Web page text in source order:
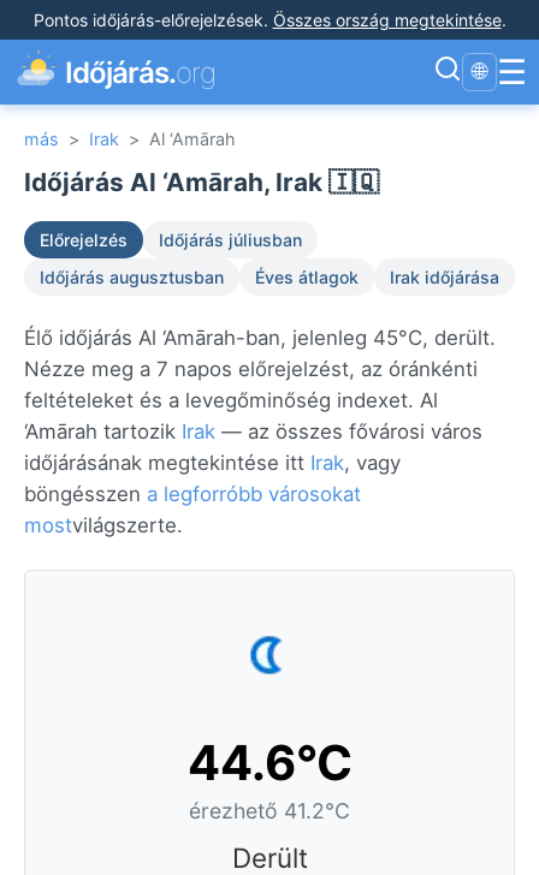
Pontos időjárás-előrejelzések. Összes ország megtekintése.
Időjárás.org 🌐 ☰
más > Irak > Al ‘Amārah
Időjárás Al ‘Amārah, Irak 🇮🇶
Előrejelzés
Időjárás júliusban
Időjárás augusztusban
Éves átlagok Irak időjárása
Élő időjárás Al ‘Amārah-ban, jelenleg 45°C, derült.
Nézze meg a 7 napos előrejelzést, az óránkénti
feltételeket és a levegőminőség indexet. Al
‘Amārah tartozik Irak — az összes fővárosi város
időjárásának megtekintése itt Irak, vagy
böngésszen a legforróbb városokat
mostvilágszerte.
44.6°C
érezhető 41.2°C
Derült